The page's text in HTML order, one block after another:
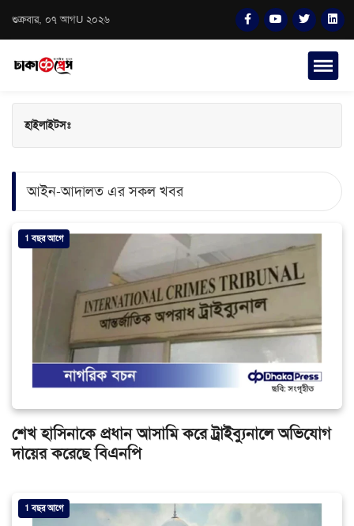
শুক্রবার, ০৭ আগU ২০২৬
হাইলাইটসঃ
আইন-আদালত এর সকল খবর
1 বছর আগে
শেখ হাসিনাকে প্রধান আসামি করে ট্রাইব্যুনালে অভিযোগ
দায়ের করেছে বিএনপি
1 বছর আগে